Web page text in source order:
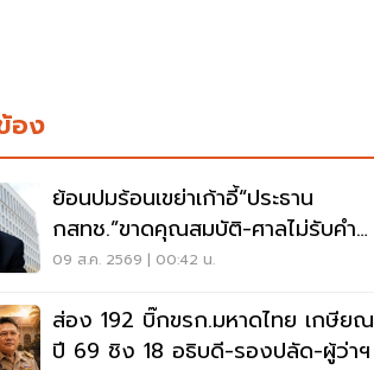
อง
ย้อนปมร้อนเขย่าเก้าอี้“ประธาน
กสทช.”ขาดคุณสมบัติ-ศาลไม่รับคำ
ฟ้อง
09 ส.ค. 2569 | 00:42 น.
ส่อง 192 บิ๊กขรก.มหาดไทย เกษียณ
ปี 69 ชิง 18 อธิบดี-รองปลัด-ผู้ว่าฯ